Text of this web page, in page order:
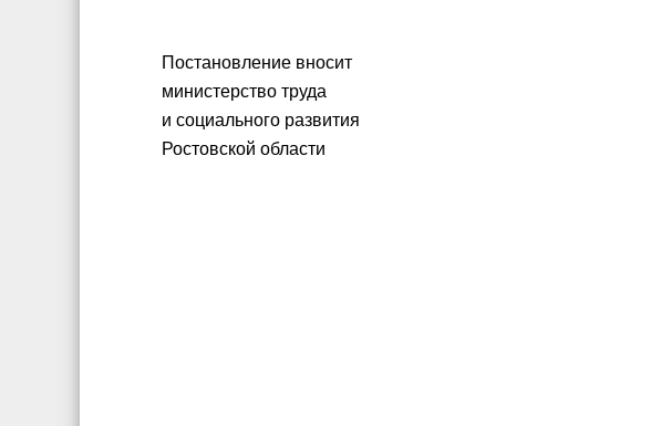
Постановление вносит
министерство труда
и социального развития
Ростовской области